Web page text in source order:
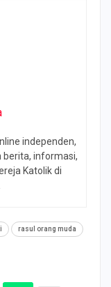
independen,
berita, informasi,
Katolik di
rasul orang muda